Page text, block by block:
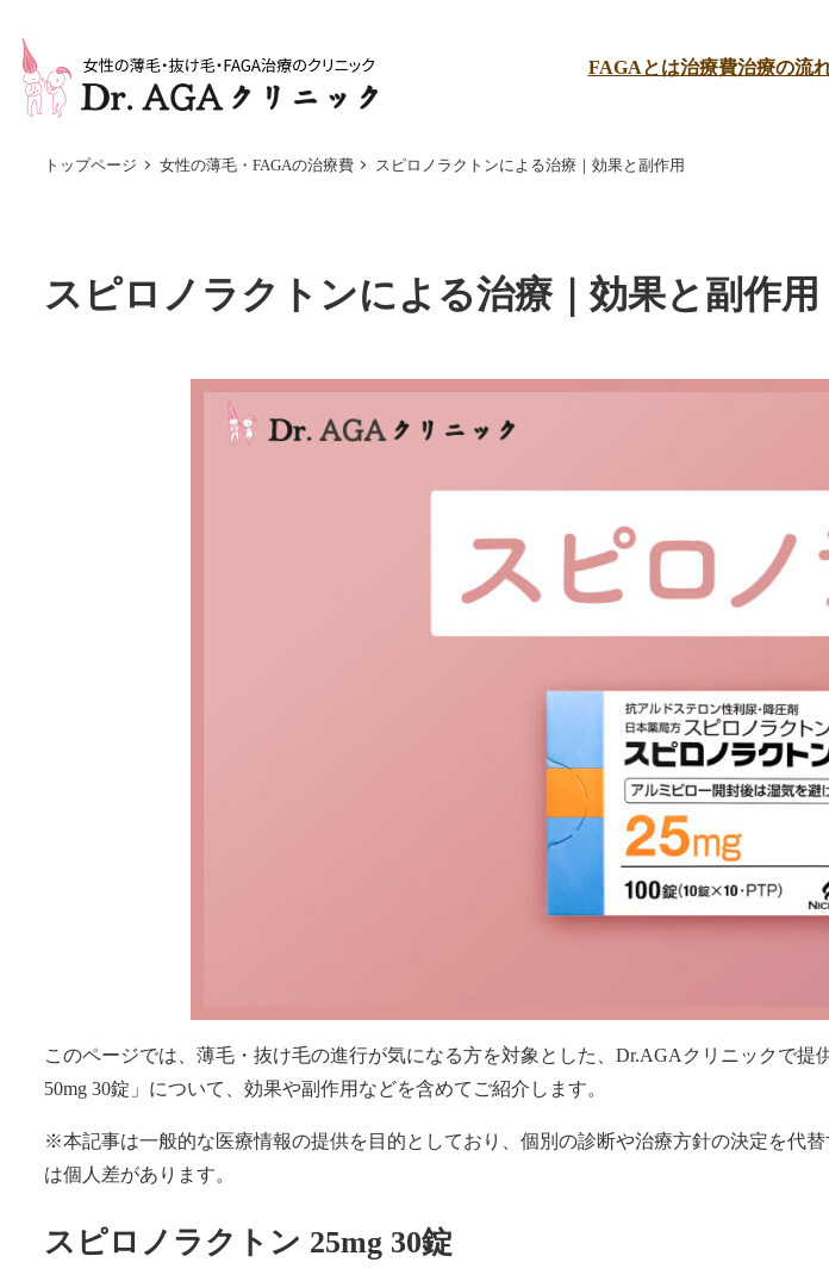
イ
ン
FAGAとは治療費治療の流
トップページ 女性の薄毛・FAGAの治療費 スピロノラクトンによる治療｜効果と副作用
スピロノラクトンによる治療｜効果と副作用
このページでは、薄毛・抜け毛の進行が気になる方を対象とした、Dr.AGAクリニックで
50mg 30錠」について、効果や副作用などを含めてご紹介します。
※本記事は一般的な医療情報の提供を目的としており、個別の診断や治療方針の決定を代
は個人差があります。
スピロノラクトン 25mg 30錠